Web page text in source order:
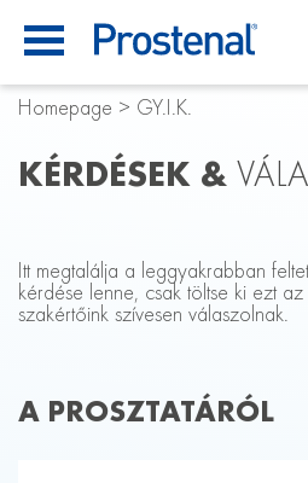
Homepage > GY.I.K.
KÉRDÉSEK &
Itt megtalálja a leggyakrabban
kérdése lenne, csak töltse ki ezt az
szakértőink szívesen válaszolnak.
A PROSZTATÁRÓL